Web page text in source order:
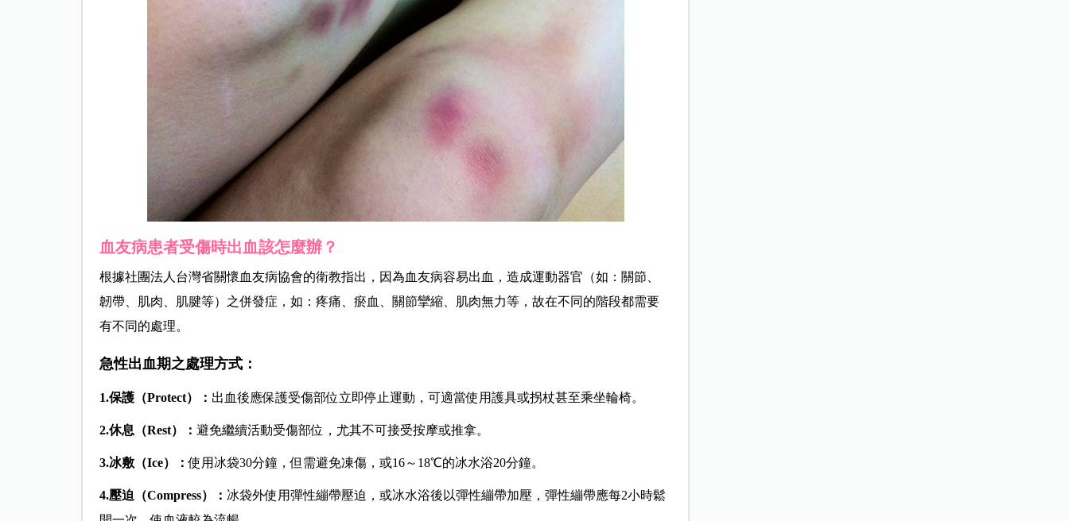
血友病患者受傷時出血該怎麼辦？
根據社團法人台灣省關懷血友病協會的衛教指出，因為血友病容易出血，造成運動器官（如：關節、
韌帶、肌肉、肌腱等）之併發症，如：疼痛、瘀血、關節攣縮、肌肉無力等，故在不同的階段都需要
有不同的處理。
急性出血期之處理方式：
1.保護（Protect）： 出血後應保護受傷部位立即停止運動，可適當使用護具或拐杖甚至乘坐輪椅。
2.休息（Rest）： 避免繼續活動受傷部位，尤其不可接受按摩或推拿。
3.冰敷（Ice）：使用冰袋30分鐘，但需避免凍傷，或16～18℃的冰水浴20分鐘。
4.壓迫（Compress）： 冰袋外使用彈性繃帶壓迫，或冰水浴後以彈性繃帶加壓，彈性繃帶應每2小時鬆